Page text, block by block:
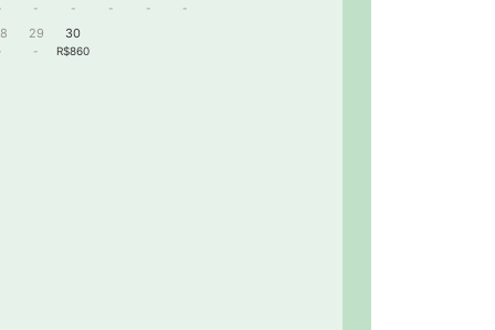
- - - - -
29
-
30
R$860